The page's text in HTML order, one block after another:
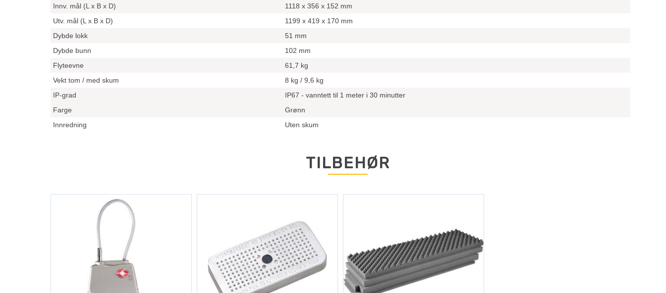
Innv. mål (L x B x D)
1118 x 356 x 152 mm
Utv. mål (L x B x D)
1199 x 419 x 170 mm
Dybde lokk
51 mm
Dybde bunn
102 mm
Flyteevne
61,7 kg
Vekt tom / med skum
8 kg / 9,6 kg
IP-grad
IP67 - vanntett til 1 meter i 30 minutter
Farge
Grønn
Innredning
Uten skum
TILBEHØR